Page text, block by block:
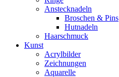
Anstecknadeln
Broschen & Pins
Hutnadeln
Haarschmuck
Kunst
Acrylbilder
Zeichnungen
Aquarelle